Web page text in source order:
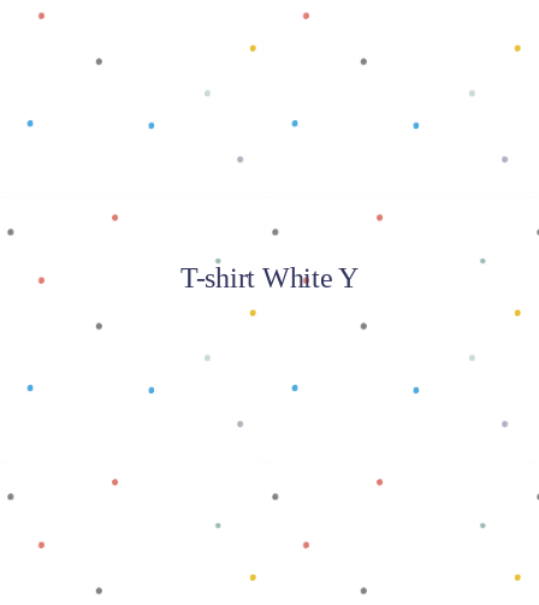
Baca selengkapnya
T-shirt White Y
Baca selengkapnya